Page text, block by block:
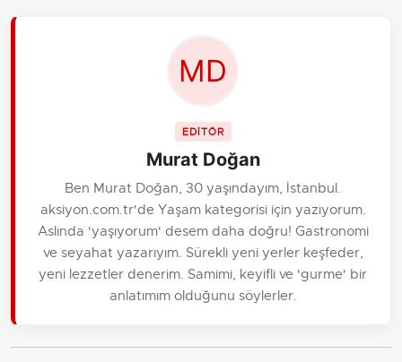
EDİTÖR
Murat Doğan
Ben Murat Doğan, 30 yaşındayım, İstanbul.
aksiyon.com.tr'de Yaşam kategorisi için yazıyorum.
Aslında 'yaşıyorum' desem daha doğru! Gastronomi
ve seyahat yazarıyım. Sürekli yeni yerler keşfeder,
yeni lezzetler denerim. Samimi, keyifli ve 'gurme' bir
anlatımım olduğunu söylerler.